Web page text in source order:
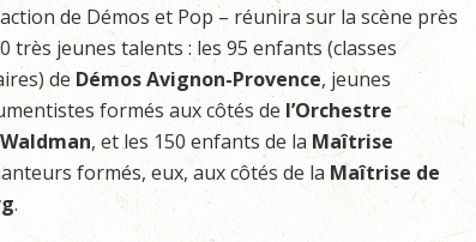
de Démos et Pop – réunira sur la scène près
très jeunes talents : les 95 enfants (classes
de Démos Avignon-Provence, jeunes
formés aux côtés de l’Orchestre
, et les 150 enfants de la Maîtrise
formés, eux, aux côtés de la Maîtrise de
.